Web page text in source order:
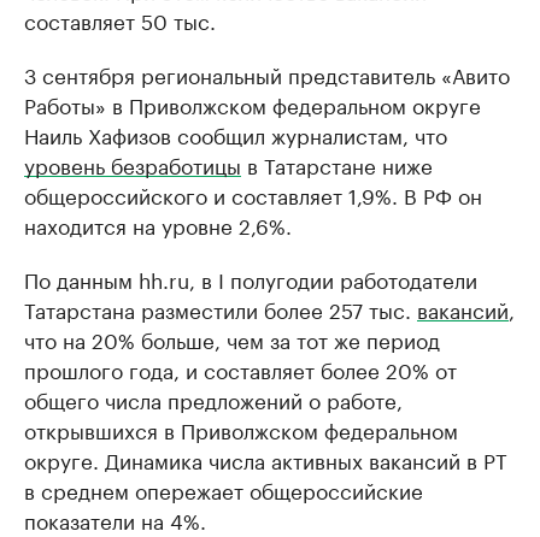
составляет 50 тыс.
3 сентября региональный представитель «Авито
Работы» в Приволжском федеральном округе
Наиль Хафизов сообщил журналистам, что
уровень безработицы в Татарстане ниже
общероссийского и составляет 1,9%. В РФ он
находится на уровне 2,6%.
По данным hh.ru, в I полугодии работодатели
Татарстана разместили более 257 тыс. вакансий
что на 20% больше, чем за тот же период
прошлого годa, и составляет более 20% от
общего числа предложений о работе,
открывшихся в Приволжском федеральном
округе. Динамика числа активных вакансий в РТ
в среднем опережает общероссийские
показатели на 4%.